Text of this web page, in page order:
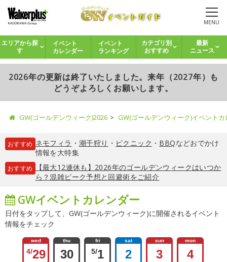
MENU
エリアから探
す
イベント
カレンダー
イベント
ランキング
カテゴリ別
おすすめ
最新
ニュース
2026年の更新は終了いたしました。来年（2027年）も
どうぞよろしくお願いします。
GW(ゴールデンウィーク)2026 GW(ゴールデンウィーク)イベント
おすすめ ネモフィラ ・ 潮干狩り ・ ピクニック ・ BBQなどおでかけ
情報を大特集
おすすめ
【最大12連休も】2026年のゴールデンウィークはいつか
ら？混雑ピーク予想と回避術をご紹介
GWイベントカレンダー
日付をタップして、GW(ゴールデンウィーク)に開催されるイベント
情報をチェック
wed
4/29
thu
30
fri
5/1
sat
2
sun
3
mon
4